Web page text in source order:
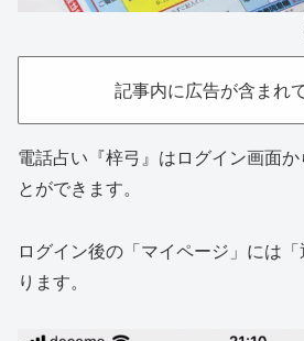
記事内に広告が含まれ
電話占い『梓弓』はログイン画面
とができます。
ログイン後の「マイページ」には
ります。